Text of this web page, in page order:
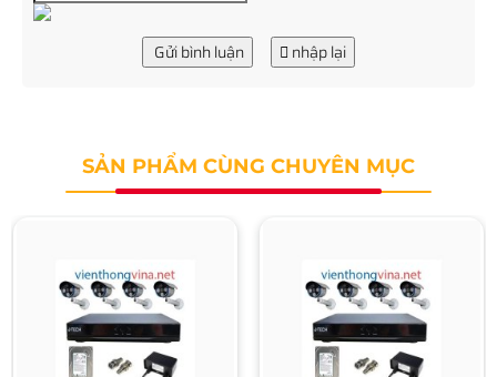
Gửi bình luận nhập lại
SẢN PHẨM CÙNG CHUYÊN MỤC